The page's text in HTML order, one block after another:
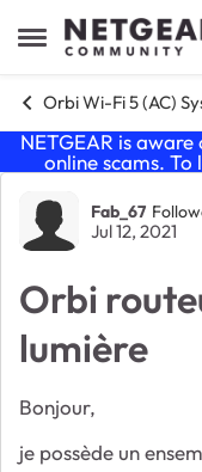
Open Side Menu
Skip to
Orbi Wi-Fi 5 (AC)
NETGEAR is
online scams.
Forum
Fab_67
Jul 12, 2021
Orbi
lumière
Bonjour,
je possède un